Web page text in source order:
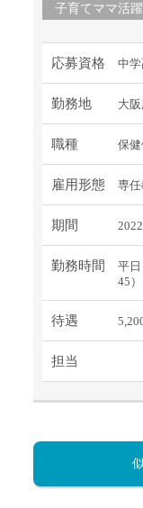
子育てママ活
応募資格 中
勤務地 大
職種 保
雇用形態 専
期間
勤務時間
平日
45）
待遇
担当